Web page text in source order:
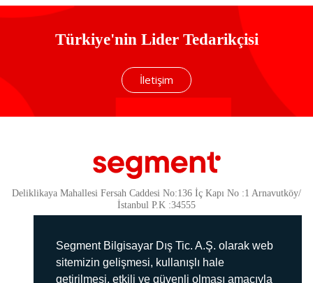
Segment Bilgisayar Dış Tic. A.Ş. olarak web
sitemizin gelişmesi, kullanışlı hale
getirilmesi, etkili ve güvenli olması amacıyla
Türkiye'nin Lider Tedarikçisi
İletişim
Deliklikaya Mahallesi Fersah Caddesi No:136 İç Kapı No :1 Arnavutköy/
İstanbul P.K :34555
Güvenlik
KVKK Politikamız
Gizlilik Politikamız
Aydınlatma Metni